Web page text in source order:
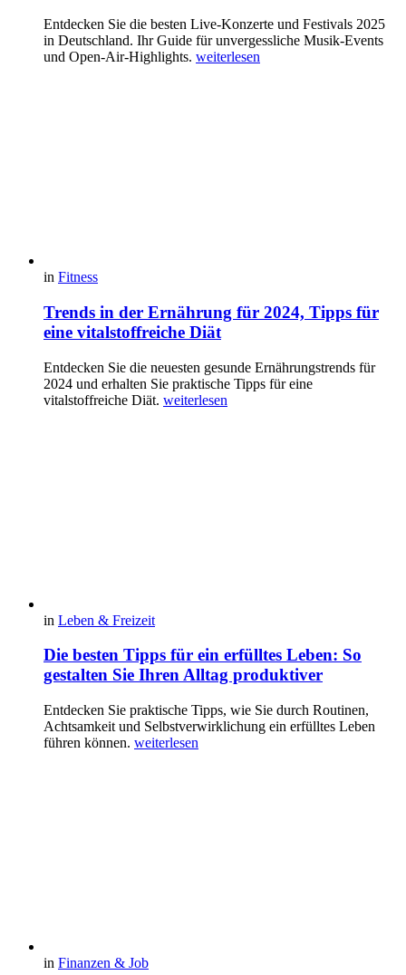
Entdecken Sie die besten Live-Konzerte und Festivals 2025
in Deutschland. Ihr Guide für unvergessliche Musik-Events
und Open-Air-Highlights. weiterlesen
in Fitness
Trends in der Ernährung für 2024, Tipps für
eine vitalstoffreiche Diät
Entdecken Sie die neuesten gesunde Ernährungstrends für
2024 und erhalten Sie praktische Tipps für eine
vitalstoffreiche Diät. weiterlesen
in Leben & Freizeit
Die besten Tipps für ein erfülltes Leben: So
gestalten Sie Ihren Alltag produktiver
Entdecken Sie praktische Tipps, wie Sie durch Routinen,
Achtsamkeit und Selbstverwirklichung ein erfülltes Leben
führen können. weiterlesen
in Finanzen & Job